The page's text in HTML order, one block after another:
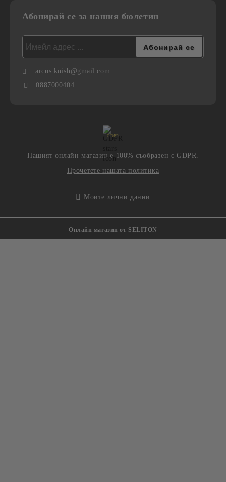
Абонирай се за нашия бюлетин
arcus.knish@gmail.com
0887000404
GDPR
Нашият онлайн магазин е 100% съобразен с GDPR.
Прочетете нашата политика
Моите лични данни
Онлайн магазин от SELITON